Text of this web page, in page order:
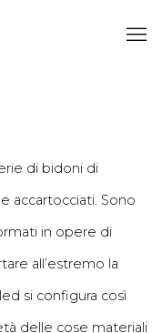
di bidoni di
accartocciati. Sono
in opere di
all’estremo la
si configura così
delle cose materiali